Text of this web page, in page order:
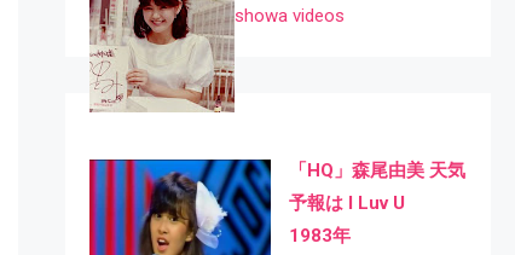
showa videos
「HQ」森尾由美 天気
予報は I Luv U
1983年